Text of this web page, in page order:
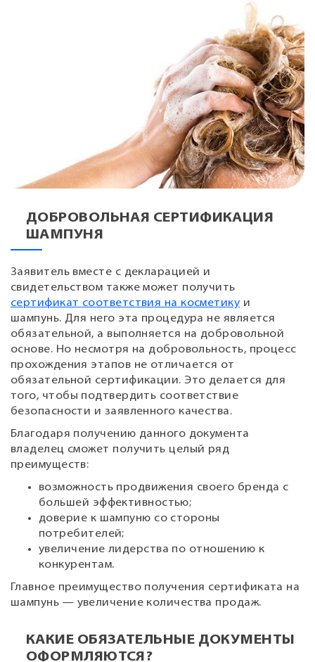
ДОБРОВОЛЬНАЯ СЕРТИФИКАЦИЯ
ШАМПУНЯ
Заявитель вместе с декларацией и
свидетельством также может получить
сертификат соответствия на косметику и
шампунь. Для него эта процедура не является
обязательной, а выполняется на добровольной
основе. Но несмотря на добровольность, процесс
прохождения этапов не отличается от
обязательной сертификации. Это делается для
того, чтобы подтвердить соответствие
безопасности и заявленного качества.
Благодаря получению данного документа
владелец сможет получить целый ряд
преимуществ:
возможность продвижения своего бренда с
большей эффективностью;
доверие к шампуню со стороны
потребителей;
увеличение лидерства по отношению к
конкурентам.
Главное преимущество получения сертификата на
шампунь — увеличение количества продаж.
КАКИЕ ОБЯЗАТЕЛЬНЫЕ ДОКУМЕНТЫ
ОФОРМЛЯЮТСЯ?